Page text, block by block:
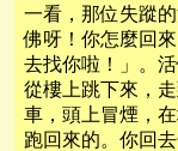
一看，那位失蹤
佛呀！你怎麼回
去找你啦！」。
從樓上跳下來，
車，頭上冒煙，
跑回來的。你回